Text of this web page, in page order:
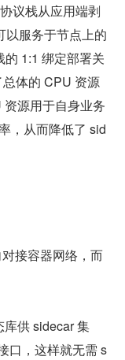
议栈从应用端剥
以服务于节点上的
1:1 绑定部署关
体的 CPU 资源
源用于自身业务
，从而降低了 sid
接容器网络，而
供 sidecar 集
口，这样就无需 s